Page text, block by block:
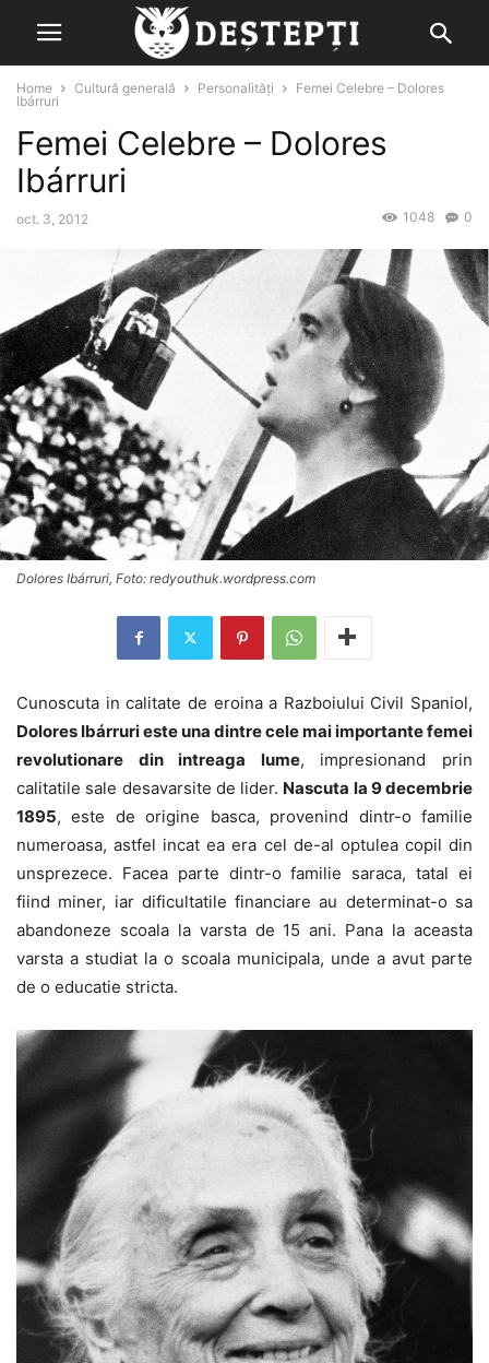
Home Cultură generală Personalități
Femei Celebre – Dolores
Ibárruri
Femei Celebre – Dolores
Ibárruri
oct. 3, 2012 0
1048
Dolores Ibárruri, Foto: redyouthuk.wordpress.com
Cunoscuta in calitate de eroina a Razboiului Civil Spaniol,
Dolores Ibárruri este una dintre cele mai importante femei
revolutionare din intreaga lume, impresionand prin
calitatile sale desavarsite de lider. Nascuta la 9 decembrie
1895, este de origine basca, provenind dintr-o familie
numeroasa, astfel incat ea era cel de-al optulea copil din
unsprezece. Facea parte dintr-o familie saraca, tatal ei
fiind miner, iar dificultatile financiare au determinat-o sa
abandoneze scoala la varsta de 15 ani. Pana la aceasta
varsta a studiat la o scoala municipala, unde a avut parte
de o educatie stricta.